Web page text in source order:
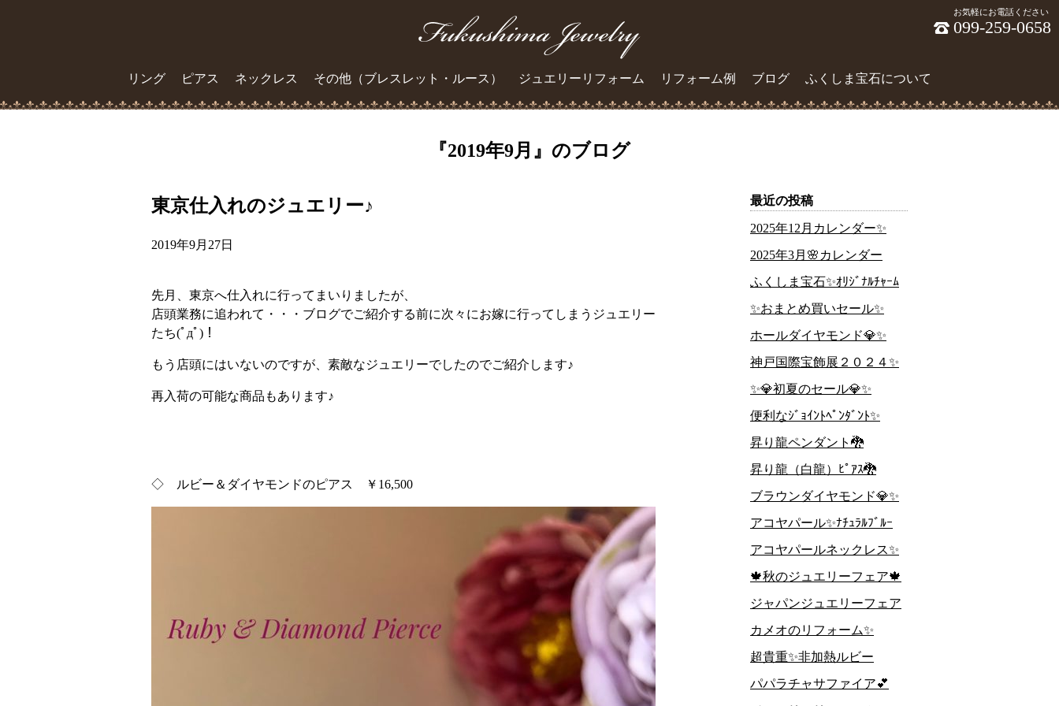
リング ピアス ネックレス その他（ブレスレット・ルース） ジュエリーリフォーム リフォーム例 ブログ ふくしま宝石について
お気軽にお電話ください
099-259-0658
『2019年9月』のブログ
東京仕入れのジュエリー♪
2019年9月27日
先月、東京へ仕入れに行ってまいりましたが、
店頭業務に追われて・・・ブログでご紹介する前に次々にお嫁に行ってしまうジュエリー
たち(ﾟдﾟ)！
もう店頭にはいないのですが、素敵なジュエリーでしたのでご紹介します♪
再入荷の可能な商品もあります♪
◇ ルビー＆ダイヤモンドのピアス ￥16,500
最近の投稿
2025年12月カレンダー✨
2025年3月🌸カレンダー
ふくしま宝石✨ｵﾘｼﾞﾅﾙﾁｬｰﾑ
✨おまとめ買いセール✨
ホールダイヤモンド💎✨
神戸国際宝飾展２０２４✨
✨💎初夏のセール💎✨
便利なｼﾞｮｲﾝﾄﾍﾟﾝﾀﾞﾝﾄ✨
昇り龍ペンダント🐉
昇り龍（白龍）ﾋﾟｱｽ🐉
ブラウンダイヤモンド💎✨
アコヤパール✨ﾅﾁｭﾗﾙﾌﾞﾙｰ
アコヤパールネックレス✨
🍁秋のジュエリーフェア🍁
ジャパンジュエリーフェア
カメオのリフォーム✨
超貴重✨非加熱ルビー
パパラチャサファイア💕